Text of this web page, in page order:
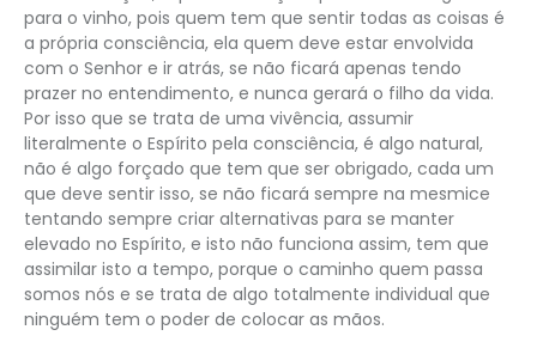
para o vinho, pois quem tem que sentir todas as coisas é
a própria consciência, ela quem deve estar envolvida
com o Senhor e ir atrás, se não ficará apenas tendo
prazer no entendimento, e nunca gerará o filho da vida.
Por isso que se trata de uma vivência, assumir
literalmente o Espírito pela consciência, é algo natural,
não é algo forçado que tem que ser obrigado, cada um
que deve sentir isso, se não ficará sempre na mesmice
tentando sempre criar alternativas para se manter
elevado no Espírito, e isto não funciona assim, tem que
assimilar isto a tempo, porque o caminho quem passa
somos nós e se trata de algo totalmente individual que
ninguém tem o poder de colocar as mãos.